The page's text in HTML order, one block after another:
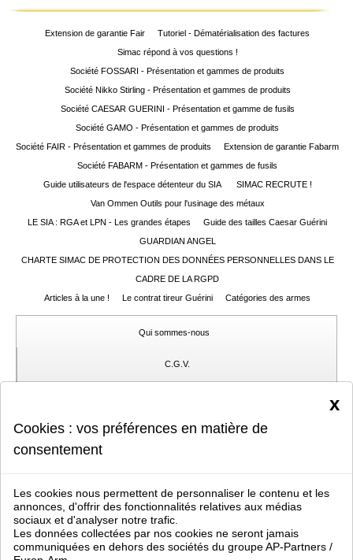
Extension de garantie Fair
Tutoriel - Dématérialisation des factures
Simac répond à vos questions !
Société FOSSARI - Présentation et gammes de produits
Société Nikko Stirling - Présentation et gammes de produits
Société CAESAR GUERINI - Présentation et gamme de fusils
Société GAMO - Présentation et gammes de produits
Société FAIR - Présentation et gammes de produits
Extension de garantie Fabarm
Société FABARM - Présentation et gammes de fusils
Guide utilisateurs de l'espace détenteur du SIA
SIMAC RECRUTE !
Van Ommen Outils pour l'usinage des métaux
LE SIA : RGA et LPN - Les grandes étapes
Guide des tailles Caesar Guérini
GUARDIAN ANGEL
CHARTE SIMAC DE PROTECTION DES DONNÉES PERSONNELLES DANS LE
CADRE DE LA RGPD
Articles à la une !
Le contrat tireur Guérini Catégories des armes
Qui sommes-nous
C.G.V.
Protection des données privées
Nous signaler un problème
Simac 05.49.85.59.75vente aux professionnels d'articles et d'armes de chasse et de sport,
des optiques, des munitions, des vêtements, des armes de loisir et des accessoires pour
chien
Cookies : vos préférences en matière de
consentement
x
Les cookies nous permettent de personnaliser le contenu et les
annonces, d'offrir des fonctionnalités relatives aux médias
sociaux et d'analyser notre trafic.
Les données collectées par nos cookies ne seront jamais
communiquées en dehors des sociétés du groupe AP-Partners /